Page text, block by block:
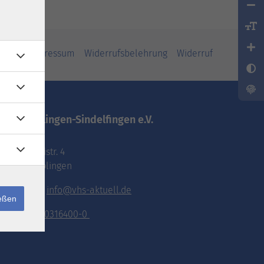
Impressum Widerrufsbelehrung Widerruf
vhs.Böblingen-Sindelfingen e.V.
Pestalozzistr. 4
71032 Böblingen
E-Mail: info@vhs-aktuell.de
Tel.: 070316400-0